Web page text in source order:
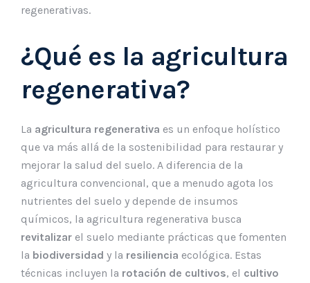
regenerativas.
¿Qué es la agricultura
regenerativa?
La agricultura regenerativa es un enfoque holístico
que va más allá de la sostenibilidad para restaurar y
mejorar la salud del suelo. A diferencia de la
agricultura convencional, que a menudo agota los
nutrientes del suelo y depende de insumos
químicos, la agricultura regenerativa busca
revitalizar el suelo mediante prácticas que fomenten
la biodiversidad y la resiliencia ecológica. Estas
técnicas incluyen la rotación de cultivos, el cultivo